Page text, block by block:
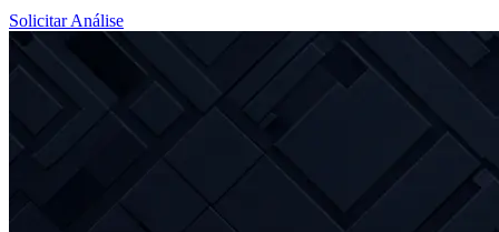
Solicitar Análise